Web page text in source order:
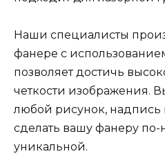
Наши специалисты
фанере с
позволяет достичь
четкости изображения.
любой рисунок, надпись
сделать вашу фанеру
уникальной.